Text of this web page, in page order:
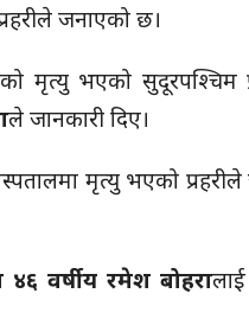
जनाएको छ।
को मृत्यु भएको सुदूरपश्चिम
ले जानकारी दिए।
मृत्यु भएको
वर्षीय रमेश बोहरालाई